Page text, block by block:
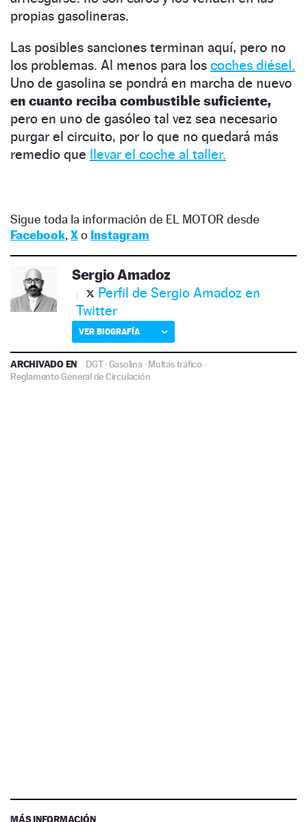
propias gasolineras.
Las posibles sanciones terminan aquí, pero no
los problemas. Al menos para los coches diésel.
Uno de gasolina se pondrá en marcha de nuevo
en cuanto reciba combustible suficiente,
pero en uno de gasóleo tal vez sea necesario
purgar el circuito, por lo que no quedará más
remedio que llevar el coche al taller.
Sigue toda la información de EL MOTOR desde
Facebook, Xo Instagram
Sergio Amadoz
Perfil de Sergio Amadoz en
Twitter
VER BIOGRAFÍA
ARCHIVADO EN DGT·Gasolina·Multas tráfico ·
Reglamento General de Circulación
MÁS INFORMACIÓN